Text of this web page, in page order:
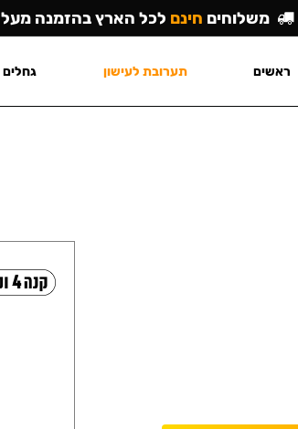
משלוחים חינם לכל הארץ בהזמנה מעל ₪449
ראשים תערובת לעישון גחלים